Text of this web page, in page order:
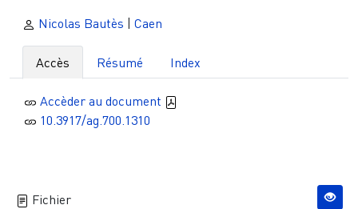
Nicolas Bautès | Caen
Accès Résumé Index
Accèder au document
10.3917/ag.700.1310
Fichier